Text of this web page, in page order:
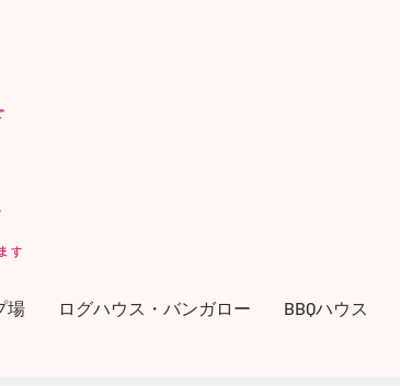
す
場 ログハウス・バンガロー BBQハウス